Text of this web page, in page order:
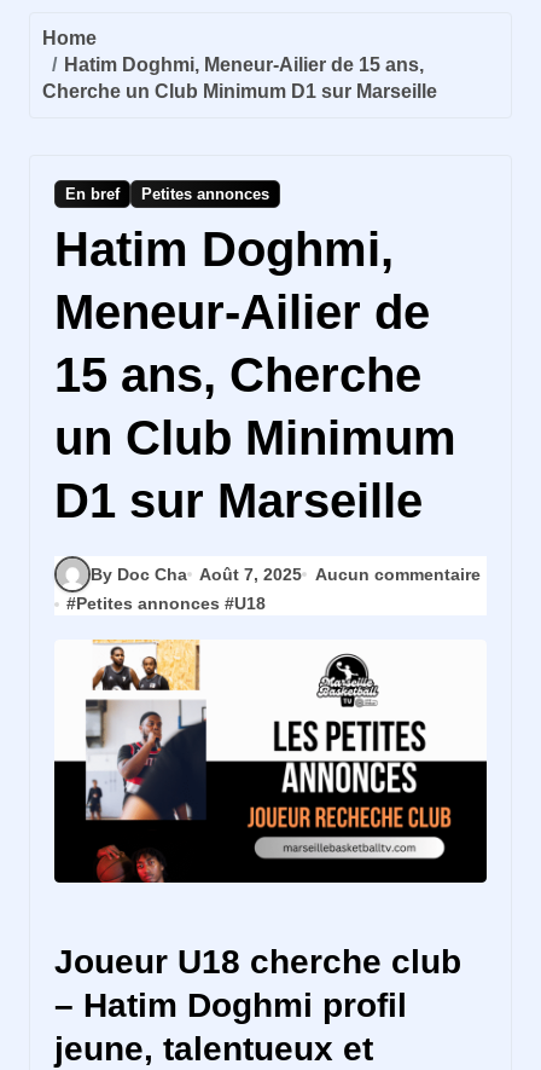
Home
Hatim Doghmi, Meneur-Ailier de 15 ans,
Cherche un Club Minimum D1 sur Marseille
En bref Petites annonces
Hatim Doghmi,
Meneur-Ailier de
15 ans, Cherche
un Club Minimum
D1 sur Marseille
By Doc Cha Août 7, 2025
Aucun commentaire
#Petites annonces #U18
Joueur U18 cherche club
– Hatim Doghmi profil
jeune, talentueux et